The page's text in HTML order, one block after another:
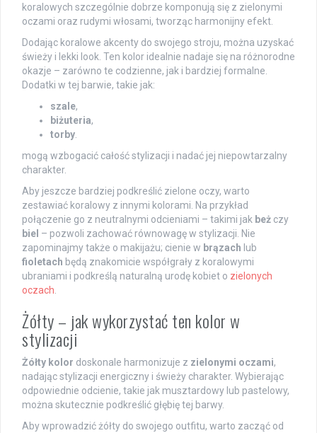
koralowych szczególnie dobrze komponują się z zielonymi
oczami oraz rudymi włosami, tworząc harmonijny efekt.
Dodając koralowe akcenty do swojego stroju, można uzyskać
świeży i lekki look. Ten kolor idealnie nadaje się na różnorodne
okazje – zarówno te codzienne, jak i bardziej formalne.
Dodatki w tej barwie, takie jak:
szale,
biżuteria,
torby
mogą wzbogacić całość stylizacji i nadać jej niepowtarzalny
charakter.
Aby jeszcze bardziej podkreślić zielone oczy, warto
zestawiać koralowy z innymi kolorami. Na przykład
połączenie go z neutralnymi odcieniami – takimi jak beż czy
biel – pozwoli zachować równowagę w stylizacji. Nie
zapominajmy także o makijażu; cienie w brązach lub
fioletach będą znakomicie współgrały z koralowymi
ubraniami i podkreślą naturalną urodę kobiet o zielonych
oczach
Żółty – jak wykorzystać ten kolor w
stylizacji
Żółty kolor doskonale harmonizuje z zielonymi oczami,
nadając stylizacji energiczny i świeży charakter. Wybierając
odpowiednie odcienie, takie jak musztardowy lub pastelowy,
można skutecznie podkreślić głębię tej barwy.
Aby wprowadzić żółty do swojego outfitu, warto zacząć od